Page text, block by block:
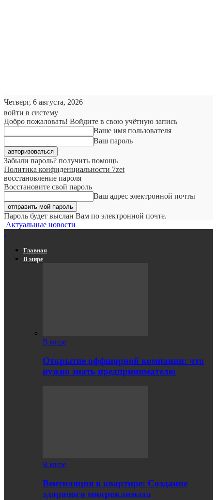
Четверг, 6 августа, 2026
войти в систему
Добро пожаловать! Войдите в свою учётную запись
Ваше имя пользователя
Ваш пароль
Забыли пароль? получить помощь
Политика конфиденциальности 7zet
восстановление пароля
Восстановите свой пароль
Ваш адрес электронной почты
Пароль будет выслан Вам по электронной почте.
Актуальные новости
Главная
В мире
В мире
Открытие оффшорной компании: что
нужно знать предпринимателю
В мире
Вентиляция в квартире: Создание
здорового микроклимата